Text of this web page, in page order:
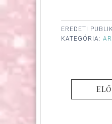
EREDETI
KATEGÓRIA: